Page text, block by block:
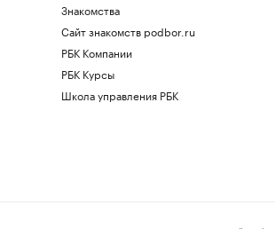
Знакомства
Сайт знакомств podbor.ru
РБК Компании
РБК Курсы
Школа управления РБК